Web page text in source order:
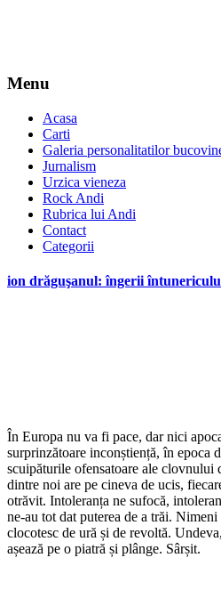
Menu
Acasa
Carti
Galeria personalitatilor
Jurnalism
Urzica vieneza
Rock Andi
Rubrica lui Andi
Contact
Categorii
ion drăguşanul: îngerii
În Europa nu va fi pace, dar nici
surprinzătoare inconștiență, în epoca
scuipăturile ofensatoare ale clovnului
dintre noi are pe cineva de ucis,
otrăvit. Intoleranța ne sufocă,
ne-au tot dat puterea de a trăi.
clocotesc de ură și de revoltă.
așează pe o piatră și plânge. Sârșit.